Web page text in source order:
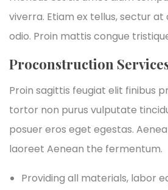
viverra. Etiam ex tellus, sectur at
odio. Proin mattis congue
Proconstruction
Proin sagittis feugiat elit finibus
tortor non purus vulputate
posuer eros eget egestas.
laoreet Aenean the fermentum.
Providing all materials, labor